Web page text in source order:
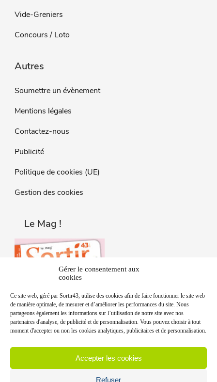
Gérer le consentement aux
cookies
Ce site web, géré par Sortir43, utilise des cookies afin de faire fonctionner le site web
de manière optimale, de mesurer et d’améliorer les performances du site. Nous
partageons également les informations sur l’utilisation de notre site avec nos
partenaires d'analyse, de publicité et de personnalisation. Vous pouvez choisir à tout
moment d'accepter ou non les cookies analytiques, publicitaires et de personnalisation.
Accepter les cookies
Refuser
Vide-Greniers
Concours / Loto
Autres
Soumettre un évènement
Mentions légales
Contactez-nous
Publicité
Politique de cookies (UE)
Gestion des cookies
Le Mag !